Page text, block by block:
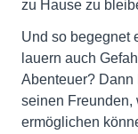
zu Hause zu
Und so begegnet
lauern auch
Abenteuer? Dann
seinen Freunden,
ermöglichen